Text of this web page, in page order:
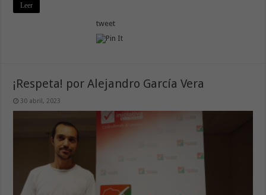
Leer
tweet
¡Respeta! por Alejandro García Vera
30 abril, 2023